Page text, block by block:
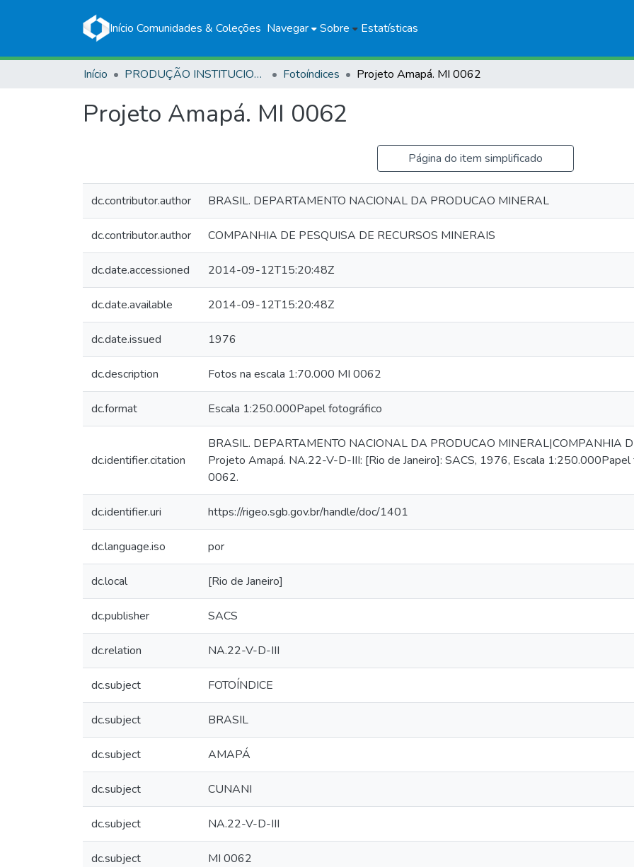
Início Comunidades & Coleções Navegar Sobre Estatísticas
Início PRODUÇÃO INSTITUCIONAL Fotoíndices Projeto Amapá. MI 0062
Projeto Amapá. MI 0062
Página do item simplificado
dc.contributor.author BRASIL. DEPARTAMENTO NACIONAL DA PRODUCAO MINERAL
dc.contributor.author COMPANHIA DE PESQUISA DE RECURSOS MINERAIS
dc.date.accessioned 2014-09-12T15:20:48Z
dc.date.available 2014-09-12T15:20:48Z
dc.date.issued 1976
dc.description Fotos na escala 1:70.000 MI 0062
dc.format Escala 1:250.000Papel fotográfico
dc.identifier.citation
BRASIL. DEPARTAMENTO NACIONAL DA PRODUCAO MINERAL|COMPANHIA
Projeto Amapá. NA.22-V-D-III: [Rio de Janeiro]: SACS, 1976, Escala
0062.
dc.identifier.uri https://rigeo.sgb.gov.br/handle/doc/1401
dc.language.iso por
dc.local [Rio de Janeiro]
dc.publisher SACS
dc.relation NA.22-V-D-III
dc.subject FOTOÍNDICE
dc.subject BRASIL
dc.subject AMAPÁ
dc.subject CUNANI
dc.subject NA.22-V-D-III
dc.subject MI 0062